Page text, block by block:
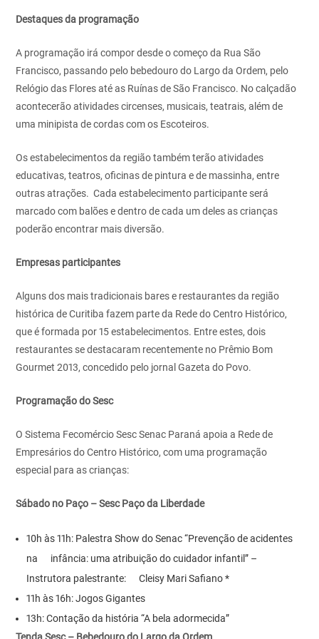
Destaques da programação
A programação irá compor desde o começo da Rua São
Francisco, passando pelo bebedouro do Largo da Ordem, pelo
Relógio das Flores até as Ruínas de São Francisco. No calçadão
acontecerão atividades circenses, musicais, teatrais, além de
uma minipista de cordas com os Escoteiros.
Os estabelecimentos da região também terão atividades
educativas, teatros, oficinas de pintura e de massinha, entre
outras atrações. Cada estabelecimento participante será
marcado com balões e dentro de cada um deles as crianças
poderão encontrar mais diversão.
Empresas participantes
Alguns dos mais tradicionais bares e restaurantes da região
histórica de Curitiba fazem parte da Rede do Centro Histórico,
que é formada por 15 estabelecimentos. Entre estes, dois
restaurantes se destacaram recentemente no Prêmio Bom
Gourmet 2013, concedido pelo jornal Gazeta do Povo.
Programação do Sesc
O Sistema Fecomércio Sesc Senac Paraná apoia a Rede de
Empresários do Centro Histórico, com uma programação
especial para as crianças:
Sábado no Paço – Sesc Paço da Liberdade
10h às 11h: Palestra Show do Senac “Prevenção de acidentes
na infância: uma atribuição do cuidador infantil” –
Instrutora palestrante: Cleisy Mari Safiano *
11h às 16h: Jogos Gigantes
13h: Contação da história “A bela adormecida”